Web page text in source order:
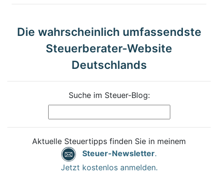
Die wahrscheinlich umfassendste
Steuerberater-Website
Deutschlands
Suche im Steuer-Blog:
Aktuelle Steuertipps finden Sie in meinem
Steuer-Newsletter.
Jetzt kostenlos anmelden.